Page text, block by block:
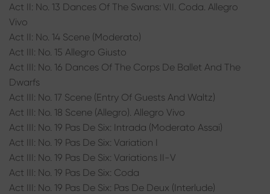
Act II: No. 13 Dances Of The Swans: VII. Coda. Allegro
Vivo
Act II: No. 14 Scene (Moderato)
Act III: No. 15 Allegro Giusto
Act III: No. 16 Dances Of The Corps De Ballet And The
Dwarfs
Act III: No. 17 Scene (Entry Of Guests And Waltz)
Act III: No. 18 Scene (Allegro). Allegro Vivo
Act III: No. 19 Pas De Six: Intrada (Moderato Assai)
Act III: No. 19 Pas De Six: Variation I
Act III: No. 19 Pas De Six: Variations II-V
Act III: No. 19 Pas De Six: Coda
Act III: No. 19 Pas De Six: Pas De Deux (Interlude)